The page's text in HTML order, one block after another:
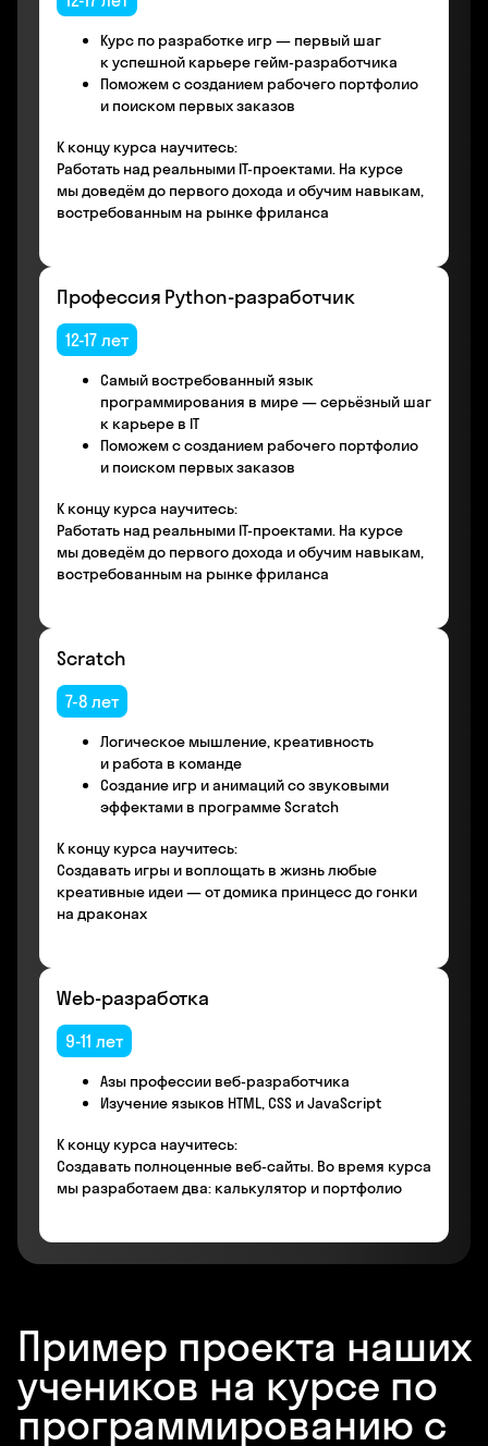
Курс по разработке игр — первый шаг
к успешной карьере гейм-разработчика
Поможем с созданием рабочего портфолио
и поиском первых заказов
К концу курса научитесь:
Работать над реальными IT-проектами. На курсе
мы доведём до первого дохода и обучим навыкам,
востребованным на рынке фриланса
Профессия Python-разработчик
12-17 лет
Самый востребованный язык
программирования в мире — серьёзный шаг
к карьере в IT
Поможем с созданием рабочего портфолио
и поиском первых заказов
К концу курса научитесь:
Работать над реальными IT-проектами. На курсе
мы доведём до первого дохода и обучим навыкам,
востребованным на рынке фриланса
Scratch
7-8 лет
Логическое мышление, креативность
и работа в команде
Создание игр и анимаций со звуковыми
эффектами в программе Scratch
К концу курса научитесь:
Создавать игры и воплощать в жизнь любые
креативные идеи — от домика принцесс до гонки
на драконах
Web-разработка
9-11 лет
Азы профессии веб-разработчика
Изучение языков HTML, CSS и JavaScript
К концу курса научитесь:
Создавать полноценные веб-сайты. Во время курса
мы разработаем два: калькулятор и портфолио
Пример проекта наших
учеников на курсе по
программированию с